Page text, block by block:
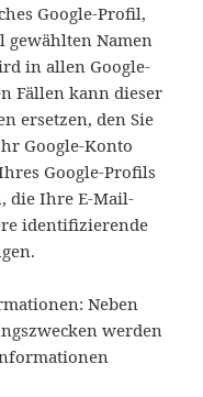
Google-Profil,
gewählten Namen
in allen Google-
Fällen kann dieser
ersetzen, den Sie
Google-Konto
Google-Profils
die Ihre E-Mail-
identifizierende
Neben
werden